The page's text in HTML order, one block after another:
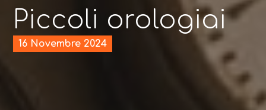
Piccoli orologiai
16 Novembre 2024